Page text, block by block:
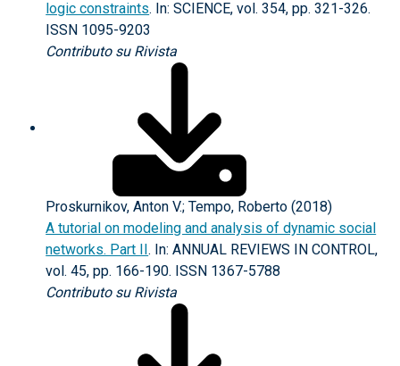
logic constraints. In: SCIENCE, vol. 354, pp. 321-326.
ISSN 1095-9203
Contributo su Rivista
Proskurnikov, Anton V.; Tempo, Roberto (2018)
A tutorial on modeling and analysis of dynamic social
networks. Part II. In: ANNUAL REVIEWS IN CONTROL,
vol. 45, pp. 166-190. ISSN 1367-5788
Contributo su Rivista